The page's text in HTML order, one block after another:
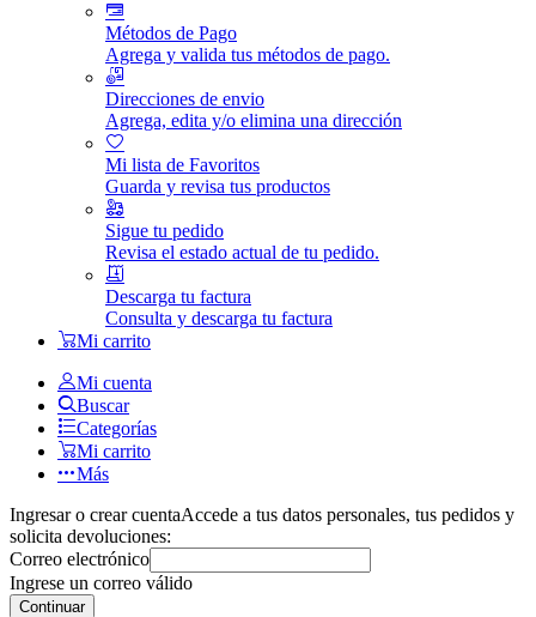
Métodos de Pago
Agrega y valida tus métodos de pago.
Direcciones de envio
Agrega, edita y/o elimina una dirección
Mi lista de Favoritos
Guarda y revisa tus productos
Sigue tu pedido
Revisa el estado actual de tu pedido.
Descarga tu factura
Consulta y descarga tu factura
Mi carrito
Mi cuenta
Buscar
Categorías
Mi carrito
Más
Ingresar o crear cuentaAccede a tus datos personales, tus pedidos y
solicita devoluciones:
Correo electrónico
Ingrese un correo válido
Continuar